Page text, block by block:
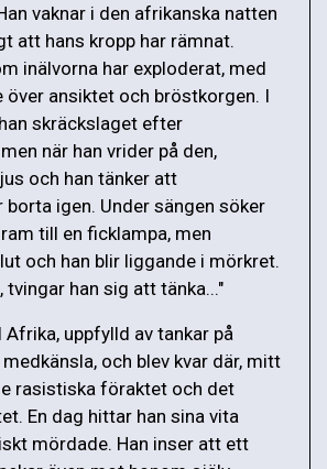
vaknar i den afrikanska natten
att hans kropp har rämnat.
inälvorna har exploderat, med
över ansiktet och bröstkorgen. I
skräckslaget efter
när han vrider på den,
och han tänker att
igen. Under sängen söker
till en ficklampa, men
och han blir liggande i mörkret.
tvingar han sig att tänka..."
Afrika, uppfylld av tankar på
och blev kvar där, mitt
rasistiska föraktet och det
En dag hittar han sina vita
mördade. Han inser att ett